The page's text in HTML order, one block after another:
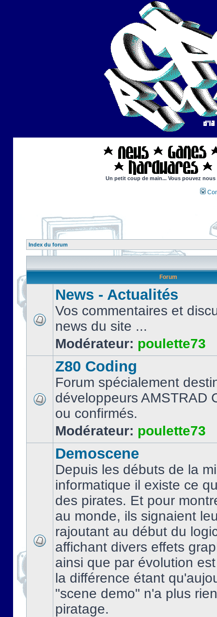
Un petit coup de main... Vous pouvez
Index du forum
Forum
News - Actualités
Vos commentaires et
news du site ...
Modérateur: poulette73
Z80 Coding
Forum spécialement
développeurs AMSTRAD
ou confirmés.
Modérateur: poulette73
Demoscene
Depuis les débuts de la
informatique il existe ce
des pirates. Et pour
au monde, ils signaient
rajoutant au début du
affichant divers effets
ainsi que par évolution
la différence étant
"scene demo" n'a plus
piratage.